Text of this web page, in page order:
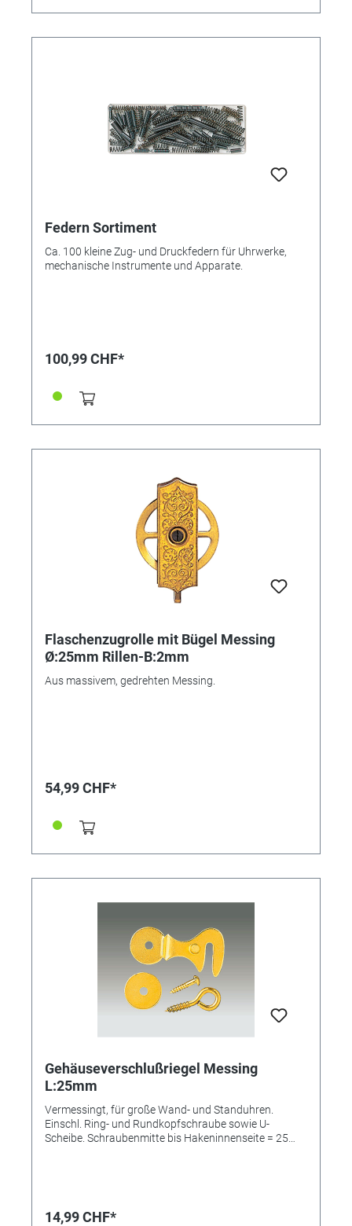
Federn Sortiment
Ca. 100 kleine Zug- und Druckfedern für Uhrwerke,
mechanische Instrumente und Apparate.
100,99 CHF*
Flaschenzugrolle mit Bügel Messing
Ø:25mm Rillen-B:2mm
Aus massivem, gedrehten Messing.
54,99 CHF*
Gehäuseverschlußriegel Messing
L:25mm
Vermessingt, für große Wand- und Standuhren.
Einschl. Ring- und Rundkopfschraube sowie U-
Scheibe. Schraubenmitte bis Hakeninnenseite = 25
14,99 CHF*